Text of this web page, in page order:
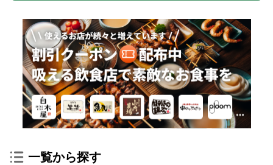
一覧から探す